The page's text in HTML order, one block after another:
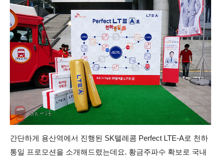
간단하게 용산역에서 진행된 SK텔레콤 Perfect LTE-A로 천하
통일 프로모션을 소개해드렸는데요. 황금주파수 확보로 국내